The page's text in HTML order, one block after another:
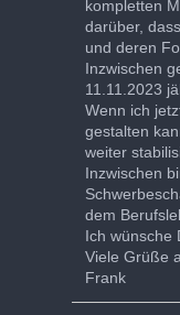
kompletten
darüber,
und deren
Inzwischen
11.11.2023
Wenn ich
gestalten
weiter
Inzwischen
dem
Ich wünsche
Viele Grüße
Frank